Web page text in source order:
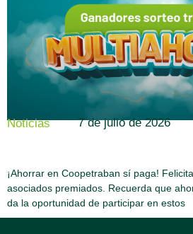
Noticias
¡Ahorrar en Coopetraban sí paga!
asociados premiados. Recuerda que
da la oportunidad de participar en estos
7 de julio de 2026